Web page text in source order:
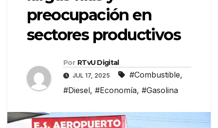
preocupación en
sectores productivos
Por RTvU Digital
JUL 17, 2025 #Combustible,
#Diesel, #Economía, #Gasolina